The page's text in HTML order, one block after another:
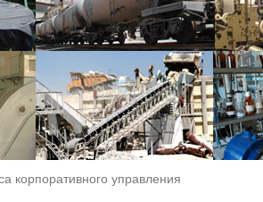
корпоративного управления